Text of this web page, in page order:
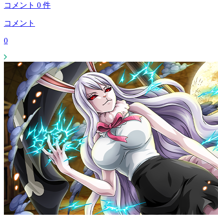
コメント 0 件
コメント
0